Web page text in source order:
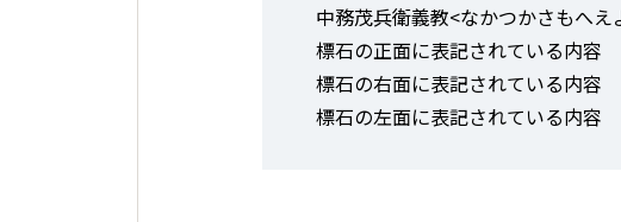
中務茂兵衛義教<なかつかさもへえ
標石の正面に表記されている内容
標石の右面に表記されている内容
標石の左面に表記されている内容